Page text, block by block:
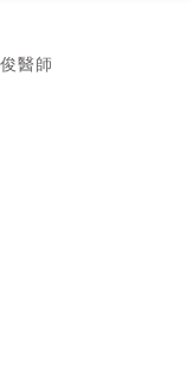
醫師